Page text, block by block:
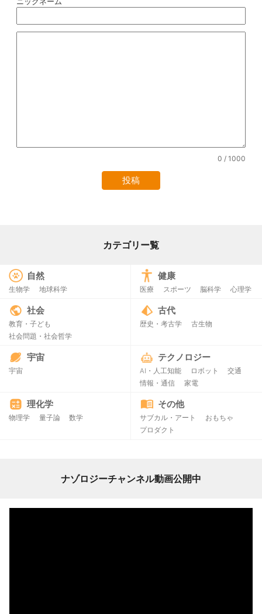
0 / 1000
カテゴリー覧
自然
生物学 地球科学
健康
医療 スポーツ 脳科学 心理学
社会
教育・子ども
社会問題・社会哲学
古代
歴史・考古学 古生物
宇宙
宇宙
テクノロジー
AI・人工知能 ロボット
交通
情報・通信
家電
理化学
物理学 量子論 数学
その他
サブカル・アート
おもちゃ
プロダクト
ナゾロジーチャンネル動画公開中